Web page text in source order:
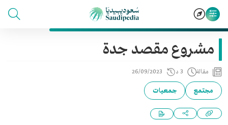
مشروع مقصد جدة
مقالة 3 د 26/09/2023
مجتمع جمعيات